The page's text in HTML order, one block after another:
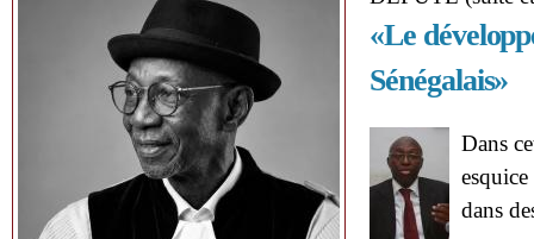
«Le
Sénégalais»
Dans
dans